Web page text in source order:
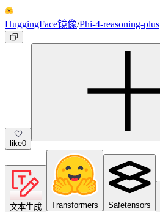
HuggingFace镜像/Phi-4-reasoning-plus
like0
文本生成 Transformers Safetensors